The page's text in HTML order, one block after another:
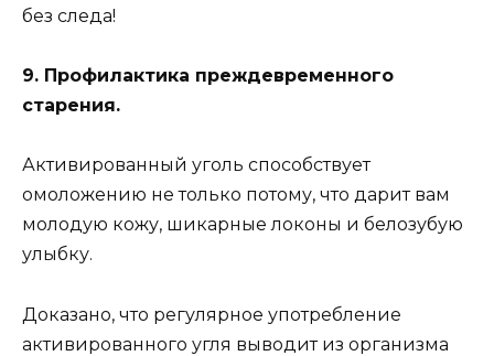
без следа!
9. Профилактика преждевременного
старения.
Активированный уголь способствует
омоложению не только потому, что дарит вам
молодую кожу, шикарные локоны и белозубую
улыбку.
Доказано, что регулярное употребление
активированного угля выводит из организма